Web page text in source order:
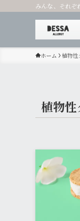
みんな、それぞ
ホーム 植物性
植物性